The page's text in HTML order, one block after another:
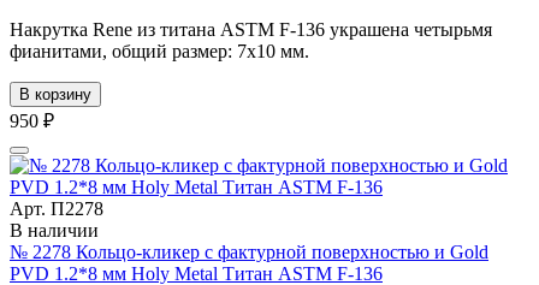
Накрутка Rene из титана ASTM F-136 украшена четырьмя
фианитами, общий размер: 7х10 мм.
В корзину
950 ₽
Арт. П2278
В наличии
№ 2278 Кольцо-кликер с фактурной поверхностью и Gold
PVD 1.2*8 мм Holy Metal Титан ASTM F-136